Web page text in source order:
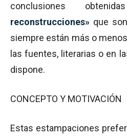
conclusiones
reconstrucciones» que
siempre están más o
las fuentes, literarias o en
dispone.
CONCEPTO Y MOTIVACIÓN
Estas estampaciones